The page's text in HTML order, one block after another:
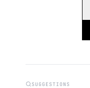
SUGGESTIONS